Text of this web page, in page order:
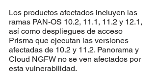
Los productos afectados incluyen las
ramas PAN-OS 10.2, 11.1, 11.2 y 12.1,
así como despliegues de acceso
Prisma que ejecutan las versiones
afectadas de 10.2 y 11.2. Panorama y
Cloud NGFW no se ven afectados por
esta vulnerabilidad.